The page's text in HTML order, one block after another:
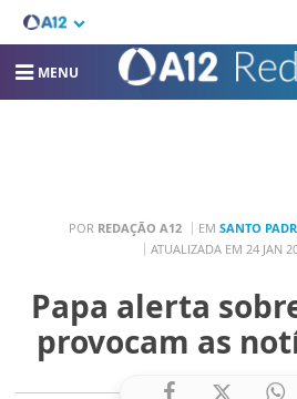
MENU
POR REDAÇÃO A12 EM SANTO
ATUALIZADA EM 24 JAN
Papa alerta
provocam as